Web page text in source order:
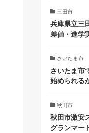
三田市
兵庫県立三
差値・進学
さいたま市
さいたま市
始められる
秋田市
秋田市激安
グランマー